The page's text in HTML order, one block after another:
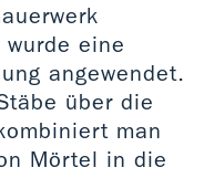
eine
angewendet.
über die
man
Mörtel in die